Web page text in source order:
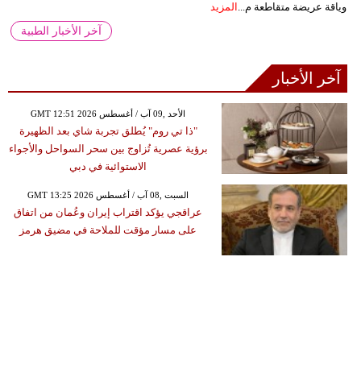
وياقة عريضة متقاطعة م... المزيد
آخر الأخبار الطبية
آخر الأخبار
GMT 12:51 2026 الأحد ,09 آب / أغسطس
"ذا تي روم" يُطلق تجربة شاي بعد الظهيرة
برؤية عصرية تُزاوج بين سحر السواحل والأجواء
الاستوائية في دبي
GMT 13:25 2026 السبت ,08 آب / أغسطس
عراقجي يؤكد اقتراب إيران وعُمان من اتفاق
على مسار مؤقت للملاحة في مضيق هرمز